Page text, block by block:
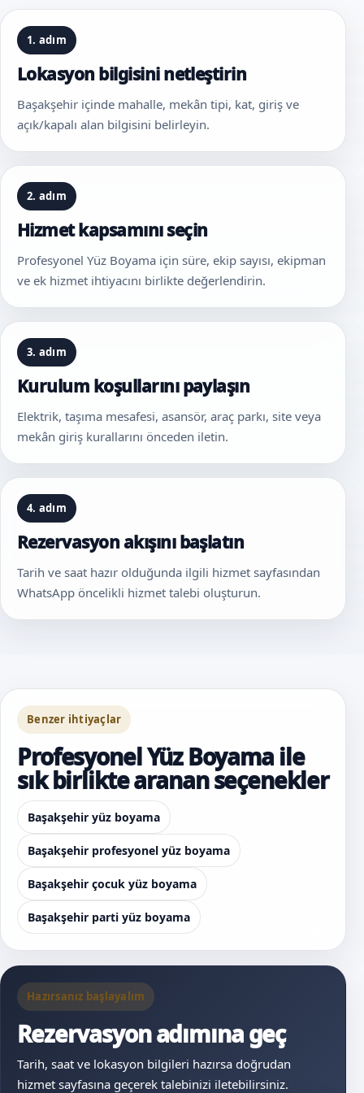
1. adım
Lokasyon bilgisini netleştirin
Başakşehir içinde mahalle, mekân tipi, kat, giriş ve
açık/kapalı alan bilgisini belirleyin.
2. adım
Hizmet kapsamını seçin
Profesyonel Yüz Boyama için süre, ekip sayısı, ekipman
ve ek hizmet ihtiyacını birlikte değerlendirin.
3. adım
Kurulum koşullarını paylaşın
Elektrik, taşıma mesafesi, asansör, araç parkı, site veya
mekân giriş kurallarını önceden iletin.
4. adım
Rezervasyon akışını başlatın
Tarih ve saat hazır olduğunda ilgili hizmet sayfasından
WhatsApp öncelikli hizmet talebi oluşturun.
Benzer ihtiyaçlar
Profesyonel Yüz Boyama ile
sık birlikte aranan seçenekler
Başakşehir yüz boyama
Başakşehir profesyonel yüz boyama
Başakşehir çocuk yüz boyama
Başakşehir parti yüz boyama
Hazırsanız başlayalım
Rezervasyon adımına geç
Tarih, saat ve lokasyon bilgileri hazırsa doğrudan
hizmet sayfasına geçerek talebinizi iletebilirsiniz.